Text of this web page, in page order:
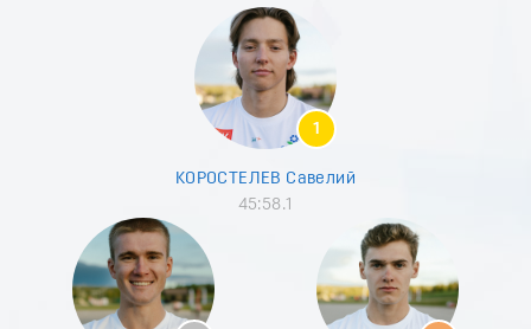
1
КОРОСТЕЛЕВ Савелий
45:58.1